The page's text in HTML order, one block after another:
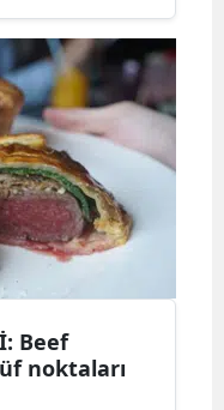
Beef
noktaları